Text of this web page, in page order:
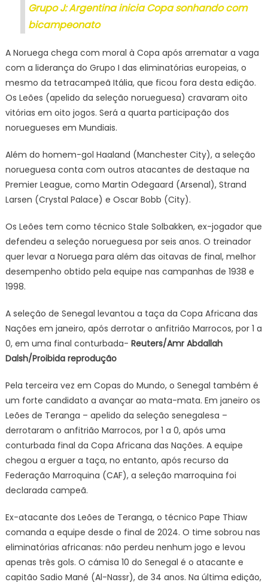
Grupo J: Argentina inicia Copa sonhando com
bicampeonato
A Noruega chega com moral à Copa após arrematar a vaga
com a liderança do Grupo I das eliminatórias europeias, o
mesmo da tetracampeã Itália, que ficou fora desta edição.
Os Leões (apelido da seleção norueguesa) cravaram oito
vitórias em oito jogos. Será a quarta participação dos
noruegueses em Mundiais.
Além do homem-gol Haaland (Manchester City), a seleção
norueguesa conta com outros atacantes de destaque na
Premier League, como Martin Odegaard (Arsenal), Strand
Larsen (Crystal Palace) e Oscar Bobb (City).
Os Leões tem como técnico Stale Solbakken, ex-jogador que
defendeu a seleção norueguesa por seis anos. O treinador
quer levar a Noruega para além das oitavas de final, melhor
desempenho obtido pela equipe nas campanhas de 1938 e
1998.
A seleção de Senegal levantou a taça da Copa Africana das
Nações em janeiro, após derrotar o anfitrião Marrocos, por 1 a
0, em uma final conturbada- Reuters/Amr Abdallah
Dalsh/Proibida reprodução
Pela terceira vez em Copas do Mundo, o Senegal também é
um forte candidato a avançar ao mata-mata. Em janeiro os
Leões de Teranga – apelido da seleção senegalesa –
derrotaram o anfitrião Marrocos, por 1 a 0, após uma
conturbada final da Copa Africana das Nações. A equipe
chegou a erguer a taça, no entanto, após recurso da
Federação Marroquina (CAF), a seleção marroquina foi
declarada campeã.
Ex-atacante dos Leões de Teranga, o técnico Pape Thiaw
comanda a equipe desde o final de 2024. O time sobrou nas
eliminatórias africanas: não perdeu nenhum jogo e levou
apenas três gols. O cámisa 10 do Senegal é o atacante e
capitão Sadio Mané (Al-Nassr), de 34 anos. Na última edição,